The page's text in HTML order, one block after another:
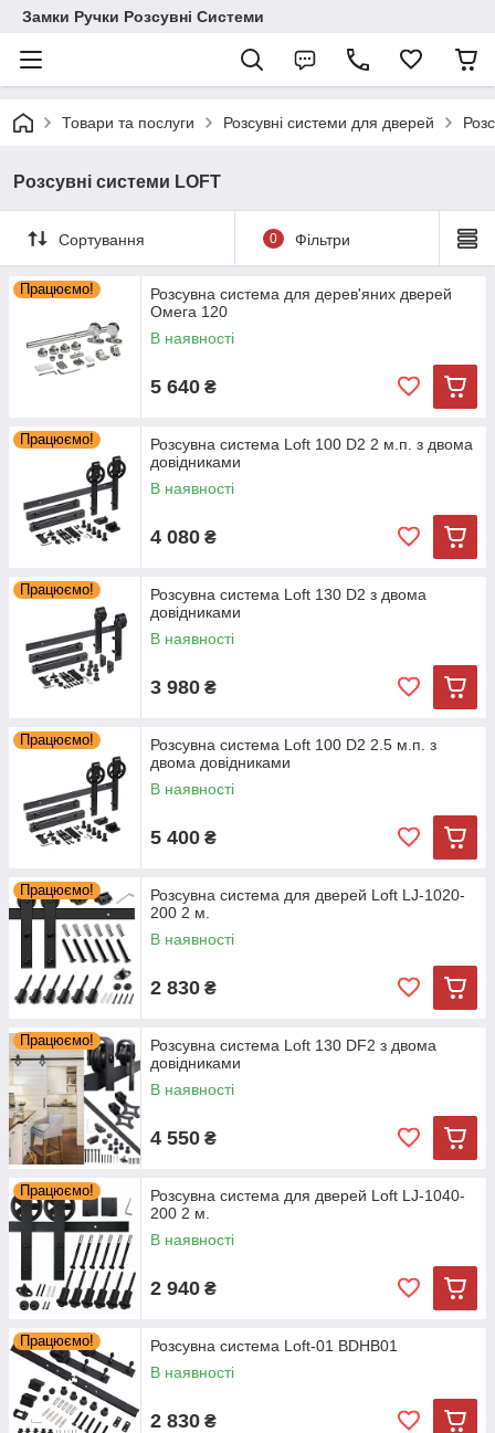
Замки Ручки Розсувні Системи
Товари та послуги Розсувні системи для дверей
Розсувні системи LOFT
Сортування 0 Фільтри
Працюємо!
Розсувна система для дерев'яних дверей
Омега 120
В наявності
5 640 ₴
Працюємо!
Розсувна система Loft 100 D2 2 м.п. з двома
довідниками
В наявності
4 080 ₴
Працюємо!
Розсувна система Loft 130 D2 з двома
довідниками
В наявності
3 980 ₴
Працюємо!
Розсувна система Loft 100 D2 2.5 м.п. з
двома довідниками
В наявності
5 400 ₴
Працюємо!
Розсувна система для дверей Loft LJ-1020-
200 2 м.
В наявності
2 830 ₴
Працюємо!
Розсувна система Loft 130 DF2 з двома
довідниками
В наявності
4 550 ₴
Працюємо!
Розсувна система для дверей Loft LJ-1040-
200 2 м.
В наявності
2 940 ₴
Працюємо!
Розсувна система Loft-01 BDHB01
В наявності
2 830 ₴